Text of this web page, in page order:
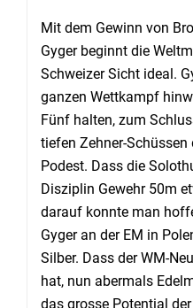
Mit dem Gewinn von
Gyger beginnt die
Schweizer Sicht ideal.
ganzen Wettkampf
Fünf halten, zum
tiefen Zehner-
Podest. Dass die
Disziplin Gewehr 50m
darauf konnte man
Gyger an der EM in
Silber. Dass der WM-
hat, nun abermals
das grosse Potential